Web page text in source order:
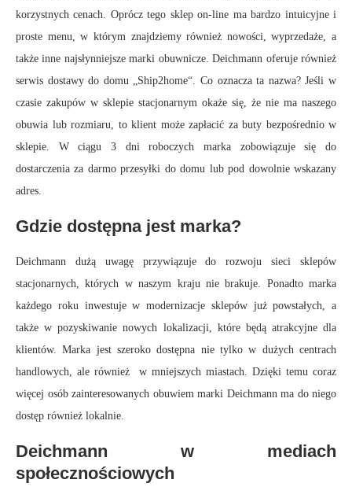
korzystnych cenach. Oprócz tego sklep on-line ma bardzo intuicyjne i
proste menu, w którym znajdziemy również nowości, wyprzedaże, a
także inne najsłynniejsze marki obuwnicze. Deichmann oferuje również
serwis dostawy do domu „Ship2home“. Co oznacza ta nazwa? Jeśli w
czasie zakupów w sklepie stacjonarnym okaże się, że nie ma naszego
obuwia lub rozmiaru, to klient może zapłacić za buty bezpośrednio w
sklepie. W ciągu 3 dni roboczych marka zobowiązuje się do
dostarczenia za darmo przesyłki do domu lub pod dowolnie wskazany
adres.
Gdzie dostępna jest marka?
Deichmann dużą uwagę przywiązuje do rozwoju sieci sklepów
stacjonarnych, których w naszym kraju nie brakuje. Ponadto marka
każdego roku inwestuje w modernizacje sklepów już powstałych, a
także w pozyskiwanie nowych lokalizacji, które będą atrakcyjne dla
klientów. Marka jest szeroko dostępna nie tylko w dużych centrach
handlowych, ale również w mniejszych miastach. Dzięki temu coraz
więcej osób zainteresowanych obuwiem marki Deichmann ma do niego
dostęp również lokalnie.
Deichmann w mediach
społecznościowych